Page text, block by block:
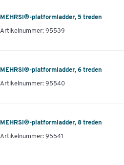
MEHRSI®-platformladder, 5 treden
Artikelnummer: 95539
MEHRSI®-platformladder, 6 treden
Artikelnummer: 95540
MEHRSI®-platformladder, 8 treden
Artikelnummer: 95541